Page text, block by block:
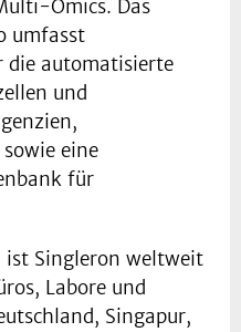
Omics. Das
umfasst
die automatisierte
und
eine
für
ist Singleron weltweit
Labore und
Singapur,